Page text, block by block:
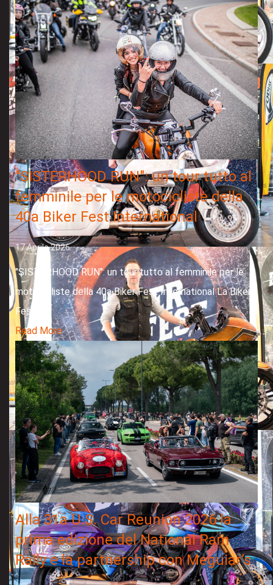
"SISTERHOOD RUN": un tour tutto al
femminile per le motocicliste della
40a Biker Fest International
17 Aprile 2026
"SISTERHOOD RUN": un tour tutto al femminile per le
motocicliste della 40a Biker Fest International La Biker
Fest...
Read More
Alla 31a U.S. Car Reunion 2026 la
prima edizione del National Ram
Rally e la partnership con Meguiar’s